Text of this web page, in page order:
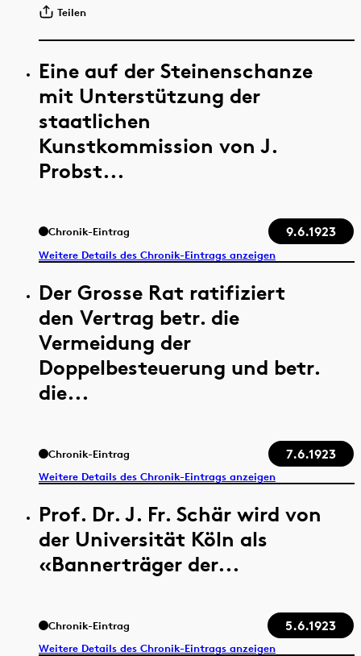
Teilen
Eine auf der Steinenschanze
mit Unterstützung der
staatlichen
Kunstkommission von J.
Probst...
Chronik-Eintrag 9.6.1923
Weitere Details des Chronik-Eintrags anzeigen
Der Grosse Rat ratifiziert
den Vertrag betr. die
Vermeidung der
Doppelbesteuerung und betr.
die...
Chronik-Eintrag 7.6.1923
Weitere Details des Chronik-Eintrags anzeigen
Prof. Dr. J. Fr. Schär wird von
der Universität Köln als
«Bannerträger der...
Chronik-Eintrag 5.6.1923
Weitere Details des Chronik-Eintrags anzeigen